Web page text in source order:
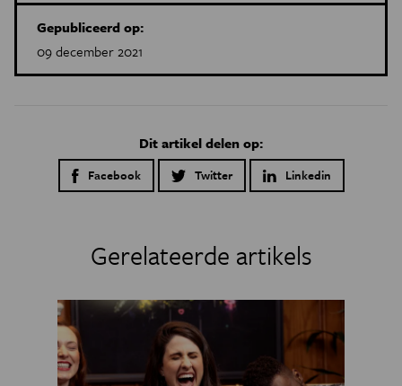
Gepubliceerd op:
09 december 2021
Dit artikel delen op:
Facebook Twitter Linkedin
Gerelateerde artikels